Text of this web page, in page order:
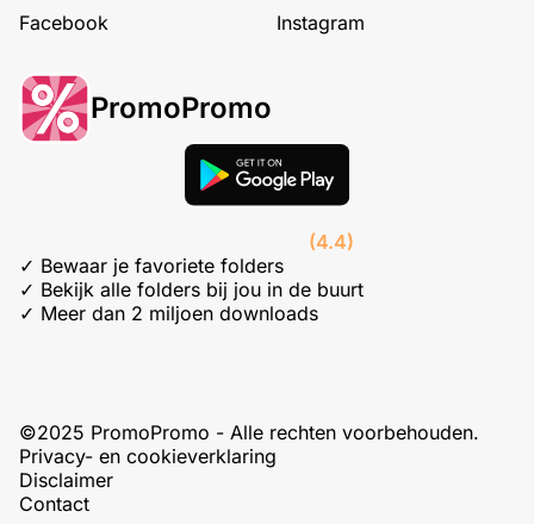
Facebook
Instagram
PromoPromo
(4.4)
✓ Bewaar je favoriete folders
✓ Bekijk alle folders bij jou in de buurt
✓ Meer dan 2 miljoen downloads
©2025 PromoPromo - Alle rechten voorbehouden.
Privacy- en cookieverklaring
Disclaimer
Contact